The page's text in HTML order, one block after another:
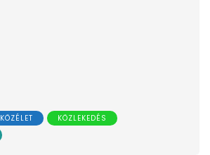
KÖZÉLET
KÖZLEKEDÉS